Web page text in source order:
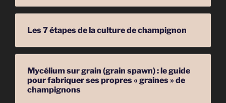
Les 7 étapes de la culture de champignon
Mycélium sur grain (grain spawn) : le guide
pour fabriquer ses propres « graines » de
champignons